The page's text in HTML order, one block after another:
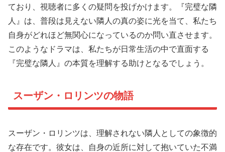
ており、視聴者に多くの疑問を投げかけます。『完璧な隣
人』は、普段は見えない隣人の真の姿に光を当て、私たち
自身がどれほど無関心になっているのか問い直させます。
このようなドラマは、私たちが日常生活の中で直面する
『完璧な隣人』の本質を理解する助けとなるでしょう。
スーザン・ロリンツの物語
スーザン・ロリンツは、理解されない隣人としての象徴的
な存在です。彼女は、自身の近所に対して抱いていた不満